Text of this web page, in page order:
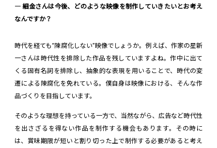
― 細金さんは今後、どのような映像を制作していきたいとお考え
なんですか？
時代を経ても“陳腐化しない”映像でしょうか。例えば、作家の星新
一さんは時代性を排除した作品を残していますよね。作中に出て
くる固有名詞を排除し、抽象的な表現を用いることで、時代の変
遷による陳腐化を免れている。僕自身は映像における、そんな作
品づくりを目指しています。
そのような理想を持っている一方で、当然ながら、広告など時代性
を出さざるを得ない作品を制作する機会もあります。その時に
は、賞味期限が短いと割り切った上で制作する必要があると考え